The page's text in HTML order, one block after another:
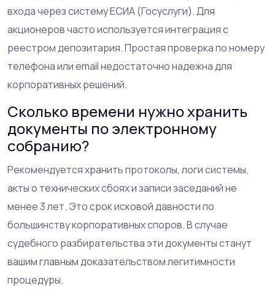
входа через систему ЕСИА (Госуслуги). Для
акционеров часто используется интеграция с
реестром депозитария. Простая проверка по номеру
телефона или email недостаточно надежна для
корпоративных решений.
Сколько времени нужно хранить
документы по электронному
собранию?
Рекомендуется хранить протоколы, логи системы,
акты о технических сбоях и записи заседаний не
менее 3 лет. Это срок исковой давности по
большинству корпоративных споров. В случае
судебного разбирательства эти документы станут
вашим главным доказательством легитимности
процедуры.